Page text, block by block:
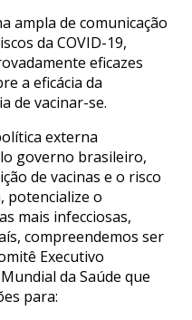
ampla de comunicação
da COVID-19,
eficazes
a eficácia da
de vacinar-se.
externa
governo brasileiro,
de vacinas e o risco
potencialize o
mais infecciosas,
compreendemos ser
Executivo
da Saúde que
para: